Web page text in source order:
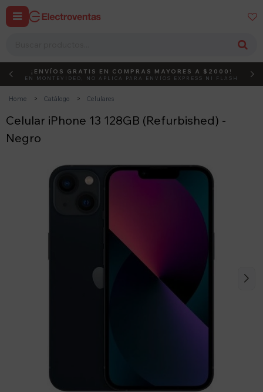
 
DEBUT ACTIVÁ EL CÓDIGO
¡ENVÍOS GRATIS EN COMPRAS MAYORES A $2000!
EN MONTEVIDEO, NO APLICA PARA ENVÍOS EXPRESS NI FLASH
Home Catálogo Celulares
Celular iPhone 13 128GB (Refurbished) -
Negro